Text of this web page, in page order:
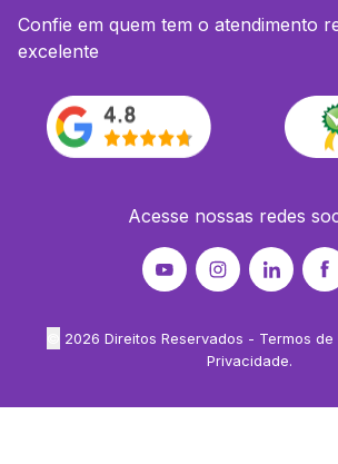
Confie em quem tem o atendimento
excelente
Acesse nossas redes
2026 Direitos Reservados - Termos de
Privacidade.